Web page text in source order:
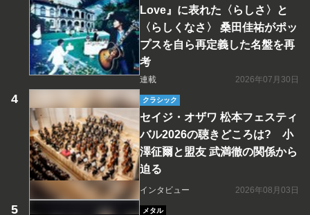
Love』に表れた〈らしさ〉と
〈らしくなさ〉 桑田佳祐がポッ
プスを自ら再定義した名盤を再
考
連載 2026年07月30日
クラシック
セイジ・オザワ 松本フェスティ
バル2026の聴きどころは? 小
澤征爾と盟友 武満徹の関係から
迫る
インタビュー 2026年08月03日
メタル